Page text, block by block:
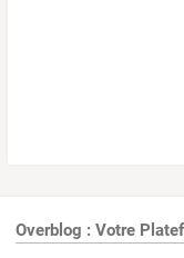
Overblog : Votre